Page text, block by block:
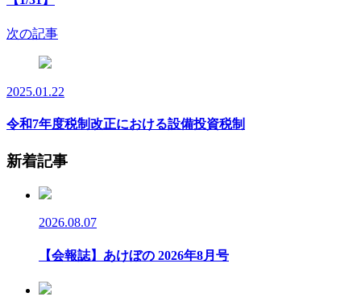
次の記事
2025.01.22
令和7年度税制改正における設備投資税制
新着記事
2026.08.07
【会報誌】あけぼの 2026年8月号